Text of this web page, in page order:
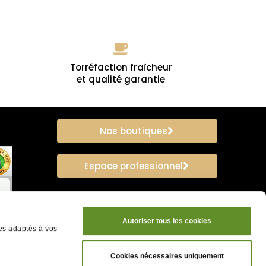
adaptés à vos
Autoriser tous les cookies
Cookies nécessaires uniquement
Torréfaction fraîcheur
et qualité garantie
Nos boutiques
Espace professionnel